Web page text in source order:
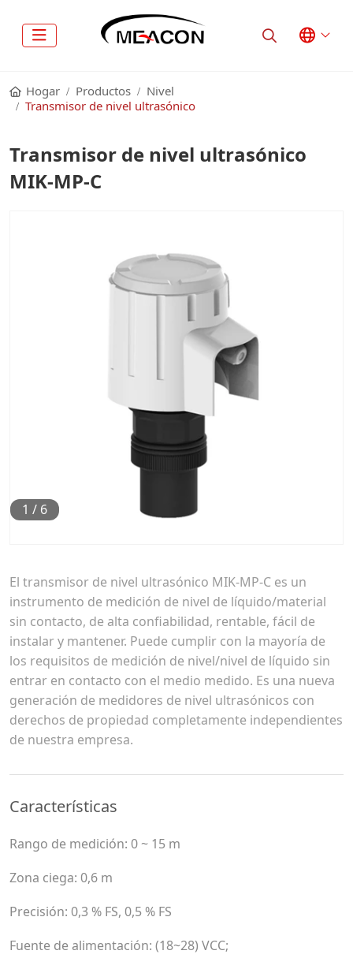
Hogar Productos
Nivel
Transmisor de nivel ultrasónico
Transmisor de nivel ultrasónico
MIK-MP-C
El transmisor de nivel ultrasónico MIK-MP-C es un
instrumento de medición de nivel de líquido/material
sin contacto, de alta confiabilidad, rentable, fácil de
instalar y mantener. Puede cumplir con la mayoría de
los requisitos de medición de nivel/nivel de líquido sin
entrar en contacto con el medio medido. Es una nueva
generación de medidores de nivel ultrasónicos con
derechos de propiedad completamente independientes
de nuestra empresa.
Características
Rango de medición: 0 ~ 15 m
Zona ciega: 0,6 m
Precisión: 0,3 % FS, 0,5 % FS
Fuente de alimentación: (18~28) VCC;
1 / 6